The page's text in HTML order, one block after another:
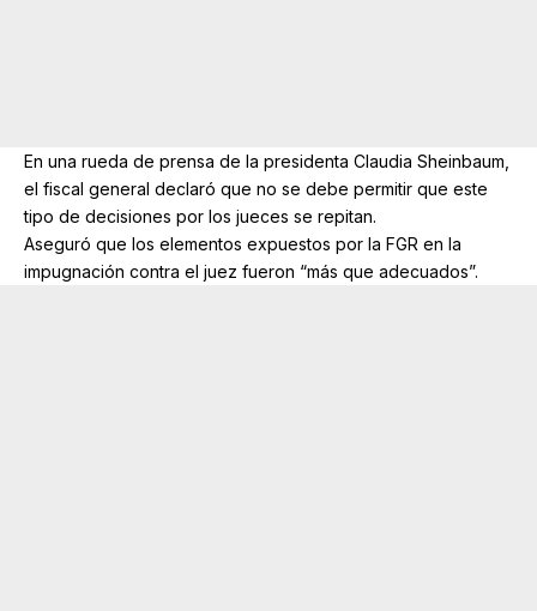
En una rueda de prensa de la presidenta Claudia Sheinbaum,
el fiscal general declaró que no se debe permitir que este
tipo de decisiones por los jueces se repitan.
Aseguró que los elementos expuestos por la FGR en la
impugnación contra el juez fueron “más que adecuados”.